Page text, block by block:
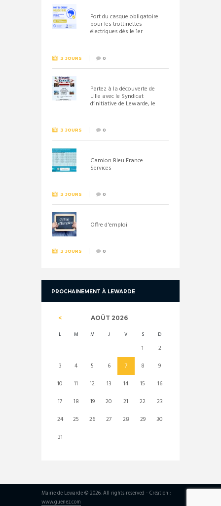
Port du casque obligatoire
pour les trottinettes
électriques dès le 1er
3 JOURS 0
Partez à la découverte de
Lille avec le Syndicat
d’initiative de Lewarde, le
3 JOURS 0
Camion Bleu France
Services
3 JOURS 0
Offre d'emploi
3 JOURS 0
PROCHAINEMENT À LEWARDE
AOÛT 2026
L M M J V S D
1
2
3
4 5 6 7 8
9
10
11 12 13 14 15
16
17
18 19 20 21 22
23
24
25 26 27 28 29
30
31
Mairie de Lewarde © 2026. All rights reserved - Création :
www.guenez.com